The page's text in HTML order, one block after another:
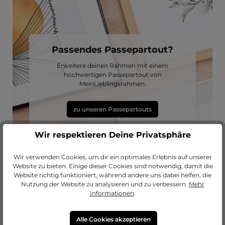
Passendes Passepartout?
Erweitere deinen Rahmen mit einem
hochwertigen Passepartout von
MeinLieblingsrahmen.
zu unseren Passepartouts
Produktgalerie überspringen
Lass dich inspirieren
Wir respektieren Deine Privatsphäre
Wir verwenden Cookies, um dir ein optimales Erlebnis auf unserer
Website zu bieten. Einige dieser Cookies sind notwendig, damit die
Website richtig funktioniert, während andere uns dabei helfen, die
Nutzung der Website zu analysieren und zu verbessern. Mehr
Informationen.
Alle Cookies akzeptieren